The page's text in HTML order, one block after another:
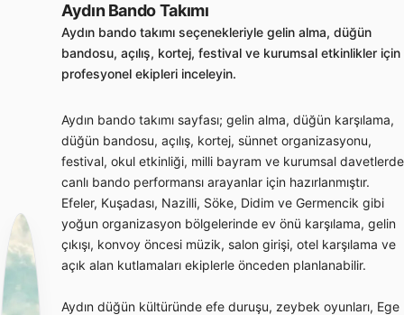
Aydın Bando Takımı
Aydın bando takımı seçenekleriyle gelin alma, düğün
bandosu, açılış, kortej, festival ve kurumsal etkinlikler için
profesyonel ekipleri inceleyin.
Aydın bando takımı sayfası; gelin alma, düğün karşılama,
düğün bandosu, açılış, kortej, sünnet organizasyonu,
festival, okul etkinliği, milli bayram ve kurumsal davetlerde
canlı bando performansı arayanlar için hazırlanmıştır.
Efeler, Kuşadası, Nazilli, Söke, Didim ve Germencik gibi
yoğun organizasyon bölgelerinde ev önü karşılama, gelin
çıkışı, konvoy öncesi müzik, salon girişi, otel karşılama ve
açık alan kutlamaları ekiplerle önceden planlanabilir.
Aydın düğün kültüründe efe duruşu, zeybek oyunları, Ege